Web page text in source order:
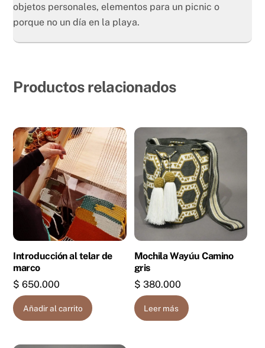
objetos personales, elementos para un picnic o
porque no un día en la playa.
Productos relacionados
Introducción al telar de
marco
$ 650.000
Añadir al carrito
Mochila Wayúu Camino
gris
$ 380.000
Leer más